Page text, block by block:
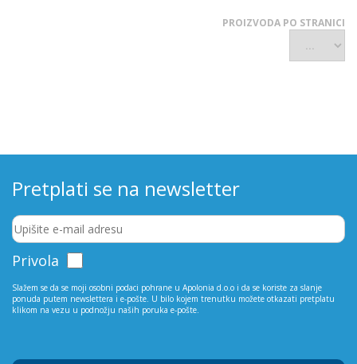
PROIZVODA PO STRANICI
Pretplati se na newsletter
Privola
Slažem se da se moji osobni podaci pohrane u Apolonia d.o.o i da se koriste za slanje
ponuda putem newslettera i e-pošte. U bilo kojem trenutku možete otkazati pretplatu
klikom na vezu u podnožju naših poruka e-pošte.